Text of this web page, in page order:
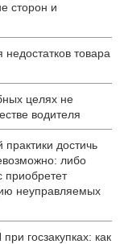
сторон и
товара
целях не
водителя
достичь
либо
приобретет
неуправляемых
госзакупках: как